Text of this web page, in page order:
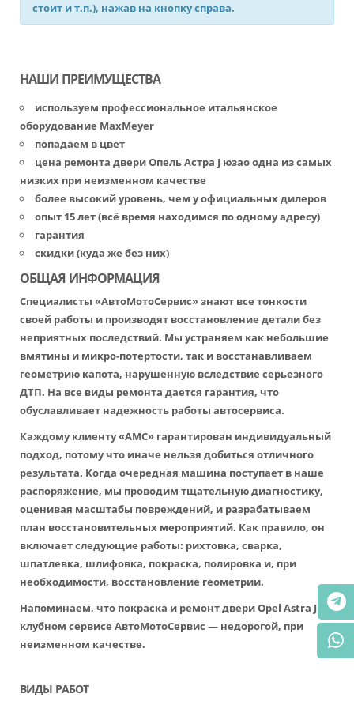
стоит и т.п.), нажав на кнопку справа.
НАШИ ПРЕИМУЩЕСТВА
используем профессиональное итальянское
оборудование MaxMeyer
попадаем в цвет
цена ремонта двери Опель Астра J юзао одна из самых
низких при неизменном качестве
более высокий уровень, чем у официальных дилеров
опыт 15 лет (всё время находимся по одному адресу)
гарантия
скидки (куда же без них)
ОБЩАЯ ИНФОРМАЦИЯ
Специалисты «АвтоМотоСервис» знают все тонкости
своей работы и производят восстановление детали без
неприятных последствий. Мы устраняем как небольшие
вмятины и микро-потертости, так и восстанавливаем
геометрию капота, нарушенную вследствие серьезного
ДТП. На все виды ремонта дается гарантия, что
обуславливает надежность работы автосервиса.
Каждому клиенту «АМС» гарантирован индивидуальный
подход, потому что иначе нельзя добиться отличного
результата. Когда очередная машина поступает в наше
распоряжение, мы проводим тщательную диагностику,
оценивая масштабы повреждений, и разрабатываем
план восстановительных мероприятий. Как правило, он
включает следующие работы: рихтовка, сварка,
шпатлевка, шлифовка, покраска, полировка и, при
необходимости, восстановление геометрии.
Напоминаем, что покраска и ремонт двери Opel Astra J в
клубном сервисе АвтоМотоСервис — недорогой, при
неизменном качестве.
ВИДЫ РАБОТ